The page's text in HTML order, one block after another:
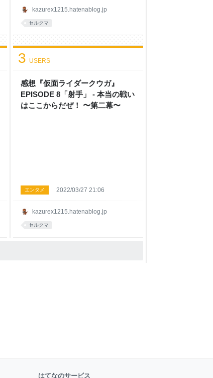
kazurex1215.hatenablog.jp
セルクマ
感想『仮面ライダークウガ』
EPISODE 8「射手」 - 本当の戦い
はここからだぜ！ 〜第二幕〜
3 USERS
kazurex1215.hatenablog.jp
エンタメ 2022/03/27 21:06
セルクマ
はてなのサービス